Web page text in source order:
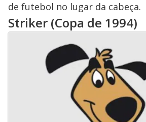
de futebol no lugar da cabeça.
Striker (Copa de 1994)